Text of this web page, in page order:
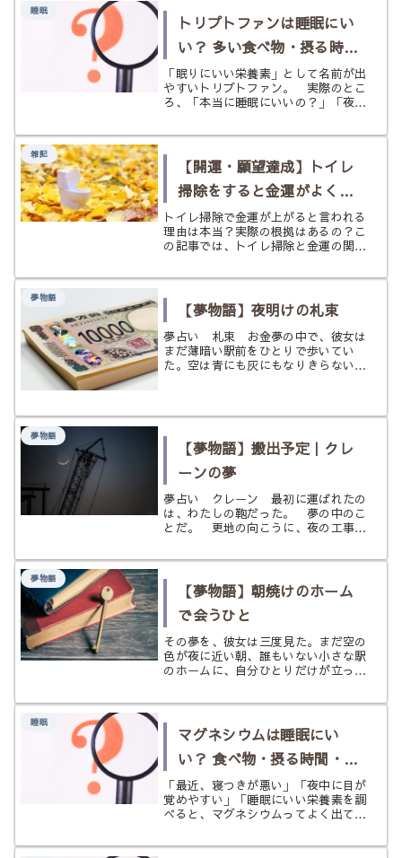
する一方で、危険、脅威、対人トラブ
ル...
睡眠
トリプトファンは睡眠にい
い？ 多い食べ物・摂る時
間・相性の良い栄養素をや
さしく解説
「眠りにいい栄養素」として名前が出
やすいトリプトファン。 実際のとこ
ろ、「本当に睡眠にいいの？」「夜に
ても大丈夫？」と気になる方も多いと
中でセロトニンやメラトニンを作る材
料...
雑記
【開運・願望達成】トイレ
掃除をすると金運がよくな
るって本当？現実とスピリ
チュアルの両面から考察し
トイレ掃除で金運が上がると言われる
理由は本当？実際の根拠はあるの？こ
の記事では、トイレ掃除と金運の関係
わかりやすく検証。有名人や偉人の実
践アドバイスまで紹介します。
夢物語
【夢物語】夜明けの札束
夢占い 札束 お金夢の中で、彼女は
まだ薄暗い駅前をひとりで歩いてい
た。空は青にも灰にもなりきらない色
と、中にはきれいにそろった札束が入
って...
夢物語
【夢物語】搬出予定｜クレ
ーンの夢
夢占い クレーン 最初に運ばれたの
は、わたしの鞄だった。 夢の中のこ
とだ。 更地の向こうに、夜の工事現
のあいだから、長いクレーンのアーム
灯が、暗い空気の中でゆっくり点滅し
て...
夢物語
【夢物語】朝焼けのホーム
で会うひと
その夢を、彼女は三度見た。まだ空の
色が夜に近い朝、誰もいない小さな駅
のホームに、自分ひとりだけが立って
ほどけるたび、遠くの線路がかすかに
ンチ。右手には、白い自動販売機。そ
し...
睡眠
マグネシウムは睡眠にい
い？ 食べ物・摂る時間・向
いている人を解説
「最近、寝つきが悪い」「夜中に目が
覚めやすい」「睡眠にいい栄養素を調
べると、マグネシウムってよく出てく
ている……そんな言葉を耳にすること